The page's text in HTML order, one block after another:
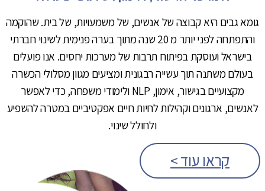
גומא גבים היא קבוצה של אנשים, של משמעויות, של בית. שהוקמה
והתפתחה לפני יותר מ 20 שנה מתוך בערה פנימית לשינוי חברתי
בישראל ועוסקת בפיתוח תרבות של מערכות יחסים. אנו פועלים
בעולם משתנה תוך עשייה רבגונית ומציעים מגוון מסלולי הכשרה
מקצועיים בגישור, אימון, NLP ולימודי משפחה, כדי לאפשר
לאנשים, ארגונים וקהילות לחיות חיים אפקטיביים במטרה להשפיע
ולחולל שינוי.
קראו עוד >